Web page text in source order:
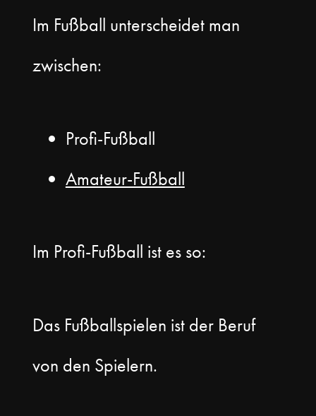
Im Fußball unterscheidet man
zwischen:
Profi-Fußball
Amateur-Fußball
Im Profi-Fußball ist es so:
Das Fußballspielen ist der Beruf
von den Spielern.